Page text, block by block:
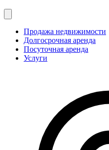
Продажа недвижимости
Долгосрочная аренда
Посуточная аренда
Услуги